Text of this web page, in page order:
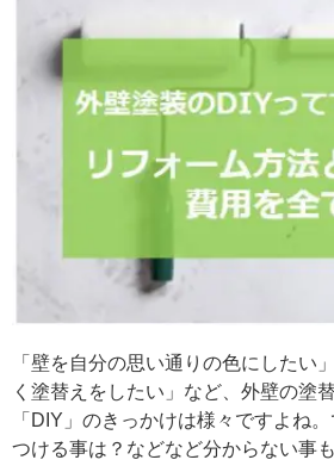
「壁を自分の思い通りの色にしたい
く塗替えをしたい」など、外壁の塗
「DIY」のきっかけは様々ですよね
つける事は？などなど分からない事